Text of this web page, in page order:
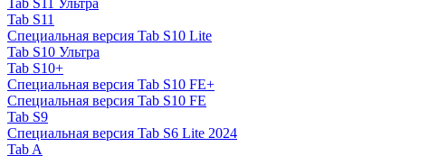
Tab S11 Ультра
Tab S11
Специальная версия Tab S10 Lite
Tab S10 Ультра
Tab S10+
Специальная версия Tab S10 FE+
Специальная версия Tab S10 FE
Tab S9
Специальная версия Tab S6 Lite 2024
Tab A